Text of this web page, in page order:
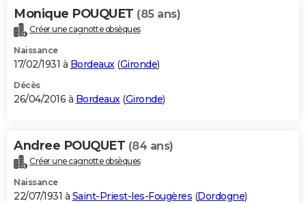
Monique POUQUET (85 ans)
Créer une cagnotte obsèques
Naissance
17/02/1931 à Bordeaux(Gironde)
Décès
26/04/2016 à Bordeaux(Gironde)
Andree POUQUET (84 ans)
Créer une cagnotte obsèques
Naissance
22/07/1931 à Saint-Priest-les-Fougères (Dordogne)